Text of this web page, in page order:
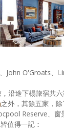
John O'Groats、
沿途下榻旅宿共
之外，其餘五家，
Reserve、窗
值得一記：